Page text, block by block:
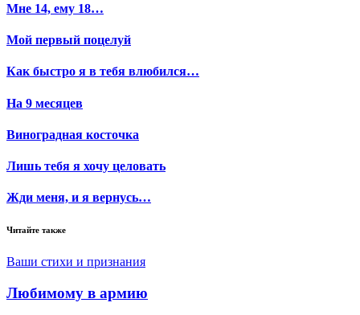
Мне 14, ему 18…
Мой первый поцелуй
Как быстро я в тебя влюбился…
На 9 месяцев
Виноградная косточка
Лишь тебя я хочу целовать
Жди меня, и я вернусь…
Читайте также
Ваши стихи и признания
Любимому в армию